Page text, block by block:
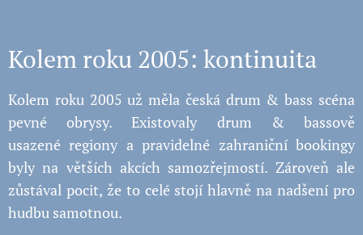
Kolem roku 2005: kontinuita
Kolem roku 2005 už měla česká drum & bass scéna
pevné obrysy. Existovaly drum & bassově
usazené regiony a pravidelné zahraniční bookingy
byly na větších akcích samozřejmostí. Zároveň ale
zůstával pocit, že to celé stojí hlavně na nadšení pro
hudbu samotnou.